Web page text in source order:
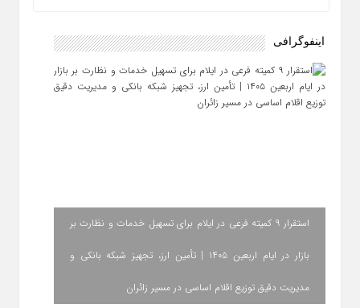
اینفوگرافی
استقرار ۹ کمیته فرعی در ایلام برای تسهیل خدمات و نظارت بر
بازار در ایام اربعین ۱۴۰۵ | تأمین ارز، تجهیز شبکه بانکی و
مدیریت دقیق توزیع اقلام اساسی در مسیر زائران